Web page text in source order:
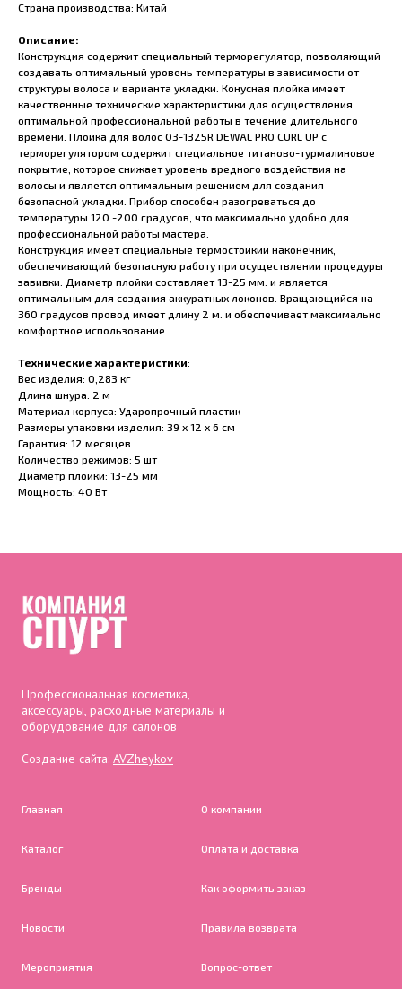
Страна производства: Китай
Описание:
Конструкция содержит специальный терморегулятор, позволяющий
создавать оптимальный уровень температуры в зависимости от
структуры волоса и варианта укладки. Конусная плойка имеет
качественные технические характеристики для осуществления
оптимальной профессиональной работы в течение длительного
времени. Плойка для волос 03-1325R DEWAL PRO CURL UP с
терморегулятором содержит специальное титаново-турмалиновое
покрытие, которое снижает уровень вредного воздействия на
волосы и является оптимальным решением для создания
безопасной укладки. Прибор способен разогреваться до
температуры 120 -200 градусов, что максимально удобно для
профессиональной работы мастера.
Конструкция имеет специальные термостойкий наконечник,
обеспечивающий безопасную работу при осуществлении процедуры
завивки. Диаметр плойки составляет 13-25 мм. и является
оптимальным для создания аккуратных локонов. Вращающийся на
360 градусов провод имеет длину 2 м. и обеспечивает максимально
комфортное использование.
Технические характеристики:
Вес изделия: 0,283 кг
Длина шнура: 2 м
Материал корпуса: Ударопрочный пластик
Размеры упаковки изделия: 39 х 12 х 6 см
Гарантия: 12 месяцев
Количество режимов: 5 шт
Диаметр плойки: 13-25 мм
Мощность: 40 Вт
Профессиональная косметика,
аксессуары, расходные материалы и
оборудование для салонов
Создание сайта: AVZheykov
Главная
Каталог
Бренды
Новости
Мероприятия
О компании
Оплата и доставка
Как оформить заказ
Правила возврата
Вопрос-ответ